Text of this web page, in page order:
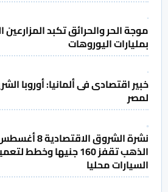
موجة الحر والحرائق تكبد
بمليارات اليوروهات
خبير اقتصادى فى ألمانيا: أوروبا
لمصر
الذهب تقفز 160 جنيها
السيارات محليا